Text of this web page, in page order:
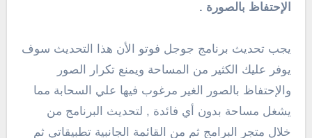
الإحتفاظ بالصورة .
يجب تحديث برنامج جوجل فوتو الأن هذا التحديث سوف
يوفر عليك الكثير من المساحة ويمنع تكرار الصور
والإحتفاظ بالصور الغير مرغوب فيها علي السحابة مما
يشغل مساحة بدون أي فائدة , لتحديث البرنامج من
خلال متجر البرامج ثم من القائمة الجانبية تطبيقاتي ثم